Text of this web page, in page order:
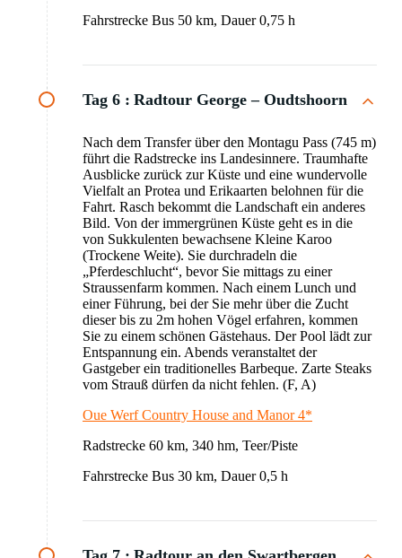
Fahrstrecke Bus 50 km, Dauer 0,75 h
Tag 6 : Radtour George – Oudtshoorn
Nach dem Transfer über den Montagu Pass (745 m)
führt die Radstrecke ins Landesinnere. Traumhafte
Ausblicke zurück zur Küste und eine wundervolle
Vielfalt an Protea und Erikaarten belohnen für die
Fahrt. Rasch bekommt die Landschaft ein anderes
Bild. Von der immergrünen Küste geht es in die
von Sukkulenten bewachsene Kleine Karoo
(Trockene Weite). Sie durchradeln die
„Pferdeschlucht“, bevor Sie mittags zu einer
Straussenfarm kommen. Nach einem Lunch und
einer Führung, bei der Sie mehr über die Zucht
dieser bis zu 2m hohen Vögel erfahren, kommen
Sie zu einem schönen Gästehaus. Der Pool lädt zur
Entspannung ein. Abends veranstaltet der
Gastgeber ein traditionelles Barbeque. Zarte Steaks
vom Strauß dürfen da nicht fehlen. (F, A)
Oue Werf Country House and Manor 4*
Radstrecke 60 km, 340 hm, Teer/Piste
Fahrstrecke Bus 30 km, Dauer 0,5 h